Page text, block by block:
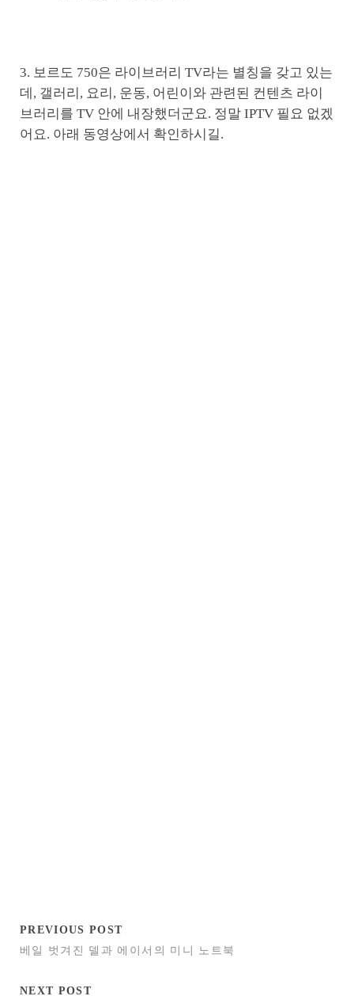
3. 보르도 750은 라이브러리 TV라는 별칭을 갖고 있는
데, 갤러리, 요리, 운동, 어린이와 관련된 컨텐츠 라이
브러리를 TV 안에 내장했더군요. 정말 IPTV 필요 없겠
어요. 아래 동영상에서 확인하시길.
PREVIOUS POST
베일 벗겨진 델과 에이서의 미니 노트북
NEXT POST